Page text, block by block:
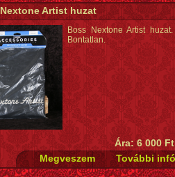
Artist huzat
Boss Nextone Artist huzat.
Bontatlan.
Ára: 6 000 Ft